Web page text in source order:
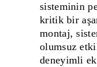
sisteminin
kritik bir
montaj,
olumsuz
deneyimli